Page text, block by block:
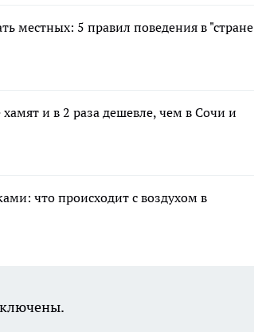
местных: 5 правил поведения в "стране
и в 2 раза дешевле, чем в Сочи и
что происходит с воздухом в